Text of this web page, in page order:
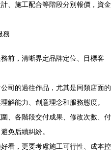
、施工配合等階段分別報價，資金
務
務前，清晰界定品牌定位、目標客
公司的過往作品，尤其是同類店面的
解能力、創意理念和服務態度。
圍、各階段交付成果、修改次數、付
免后續糾紛。
好看，更要考慮施工可行性、成本控